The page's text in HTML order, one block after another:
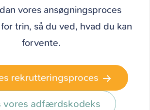
vores ansøgningsproces
trin, så du ved, hvad du kan
forvente.
rekrutteringsproces
vores adfærdskodeks